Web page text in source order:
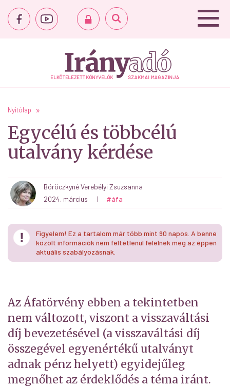
Nyitólap
Egycélú és többcélú
utalvány kérdése
Böröczkyné Verebélyi Zsuzsanna
2024. március
| #áfa
Figyelem! Ez a tartalom már több mint 90 napos. A benne
közölt információk nem feltétlenül felelnek meg az éppen
aktuális szabályozásnak.
Az Áfatörvény ebben a tekintetben
nem változott, viszont a visszaváltási
díj bevezetésével (a visszaváltási díj
összegével egyenértékű utalványt
adnak pénz helyett) egyidejűleg
megnőhet az érdeklődés a téma iránt.